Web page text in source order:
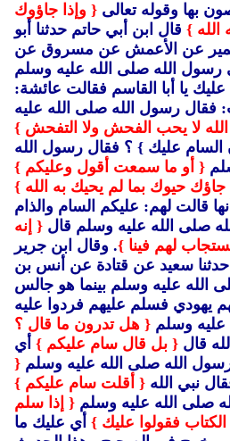
بها وقوله تعالى { وإذا جاؤوك
الله } قال ابن أبي حاتم حدثنا أبو
نمير عن الأعمش عن مسروق عن
الله صلى الله عليه وسلم
عليك يا أبا القاسم فقالت عائشة:
فقال رسول الله صلى الله عليه
لا يحب الفحش ولا التفحش }
السام عليك } ؟ فقال رسول الله
{ أو ما سمعت أقول وعليكم }
جاؤك حيوك بما لم يحيك به الله }
قالت لهم: عليكم السام والذام
صلى الله عليه وسلم قال { إنه
لهم فينا }. وقال ابن جرير
حدثنا سعيد عن قتادة عن أنس بن
الله عليه وسلم بينما هو جالس
يهودي فسلم عليهم فردوا عليه
عليه وسلم { هل تدرون ما قال ؟
قال { بل قال سام عليكم } أي
الله صلى الله عليه وسلم {
نبي الله { أقلت سام عليكم }
صلى الله عليه وسلم { إذا سلم
فقولوا عليك } أي عليك ما